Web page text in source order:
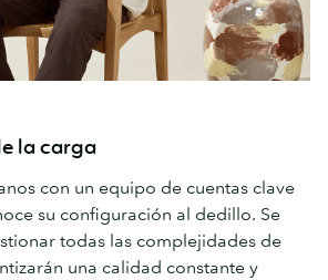
la carga
con un equipo de cuentas clave
su configuración al dedillo. Se
todas las complejidades de
una calidad constante y